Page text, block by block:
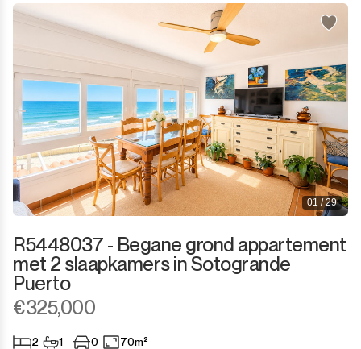
01 / 29
R5448037 - Begane grond appartement
met 2 slaapkamers in Sotogrande
Puerto
€325,000
2 1 0 70m²